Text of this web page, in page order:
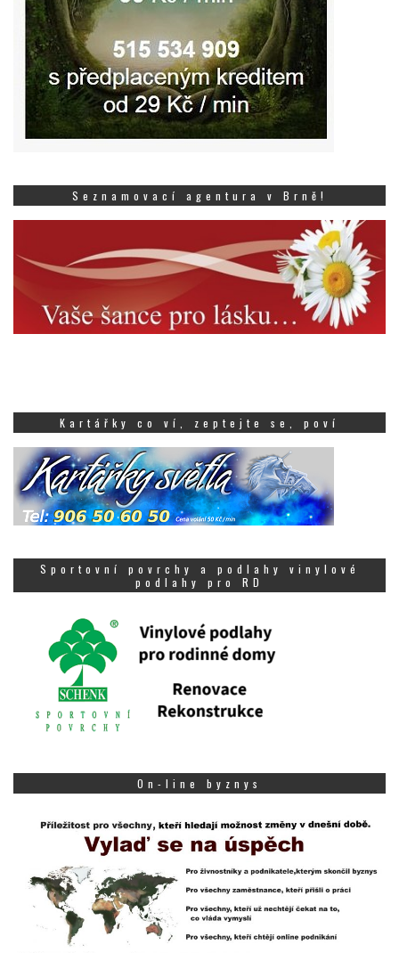
Seznamovací agentura v Brně!
Kartářky co ví, zeptejte se, poví
Sportovní povrchy a podlahy vinylové
podlahy pro RD
On-line byznys